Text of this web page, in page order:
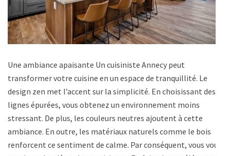
Une ambiance apaisante Un cuisiniste Annecy peut
transformer votre cuisine en un espace de tranquillité. Le
design zen met l’accent sur la simplicité. En choisissant des
lignes épurées, vous obtenez un environnement moins
stressant. De plus, les couleurs neutres ajoutent à cette
ambiance. En outre, les matériaux naturels comme le bois
renforcent ce sentiment de calme. Par conséquent, vous vous